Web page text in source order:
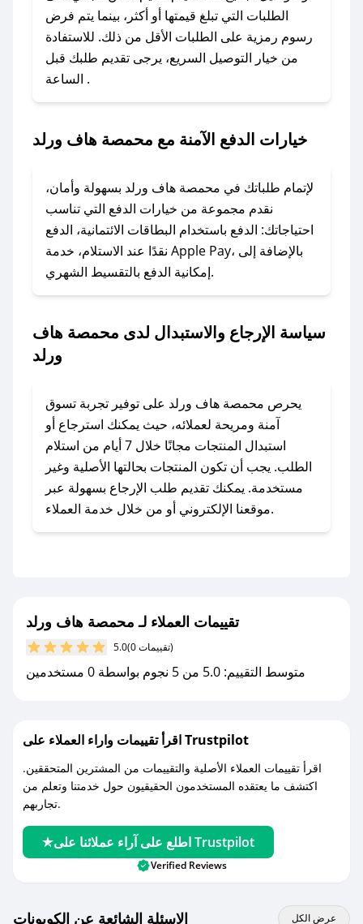
### كيفية استخدام كود خصم محمصة هاف ورلد؟
1. انسخ كود الخصم من تطبيق صحصح.
2. الصقه في خانة الدفع عند التسوق من محمصة
هاف ورلد.
### ماذا أفعل إذا لم يعمل كود الخصم؟
الرسائل الخاصة على تويتر أو البريد الإلكتروني،
وسنقوم بحل المشكلة في أسرع وقت ممكن.
### ماذا أفعل إذا لم أجد كود خصم لمتجري
المفضل؟
في حال عدم توفر كوبونات لمتجرك المفضل، يمكنك
أسرع وقت ممكن.
محمصة هاف ورلد؟
للحصول على كوبونات وخصومات حصرية، قم بما
يلي:
في تطبيق صحصح.
- تابع حسابنا الرسمي على تويتر وقم بتفعيل زر
الطلبات التي تبلغ قيمتها أو أكثر، بينما يتم فرض
رسوم رمزية على الطلبات الأقل من ذلك. للاستفادة
من خيار التوصيل السريع، يرجى تقديم طلبك قبل
الساعة .
خيارات الدفع الآمنة مع محمصة هاف ورلد
لإتمام طلباتك في محمصة هاف ورلد بسهولة وأمان،
نقدم مجموعة من خيارات الدفع التي تناسب
احتياجاتك: الدفع باستخدام البطاقات الائتمانية، الدفع
نقدًا عند الاستلام، خدمة Apple Pay، بالإضافة إلى
إمكانية الدفع بالتقسيط الشهري.
سياسة الإرجاع والاستبدال لدى محمصة هاف
ورلد
يحرص محمصة هاف ورلد على توفير تجربة تسوق
آمنة ومريحة لعملائه، حيث يمكنك استرجاع أو
استبدال المنتجات مجانًا خلال 7 أيام من استلام
الطلب. يجب أن تكون المنتجات بحالتها الأصلية وغير
مستخدمة. يمكنك تقديم طلب الإرجاع بسهولة عبر
موقعنا الإلكتروني أو من خلال خدمة العملاء.
تقييمات العملاء لـ محمصة هاف ورلد
5.0 (0 تقييمات)
متوسط التقييم: 5.0 من 5 نجوم بواسطة 0 مستخدمين
اقرأ تقييمات واراء العملاء على Trustpilot
اقرأ تقييمات العملاء الأصلية والتقييمات من المشترين المتحققين.
اكتشف ما يعتقده المستخدمون الحقيقيون حول خدمتنا وتعلم من
تجاربهم.
اطلع على آراء عملائنا على Trustpilot
Verified Reviews
الاسئلة الشائعة عن الكوبونات عرض الكل